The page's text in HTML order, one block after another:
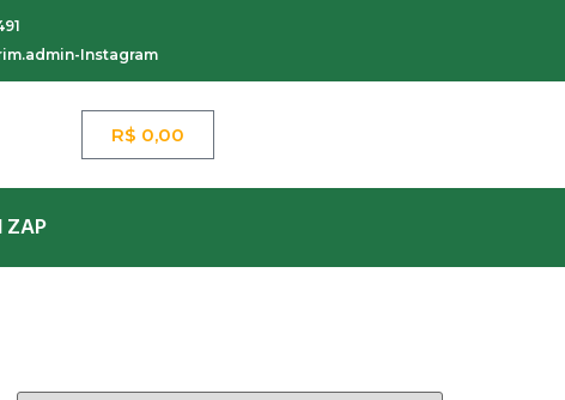
Instagram
R$ 0,00